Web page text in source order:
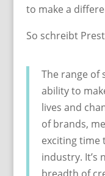
to make a
So schreibt
The range of
ability to
lives and
of brands,
exciting time
industry. It’s